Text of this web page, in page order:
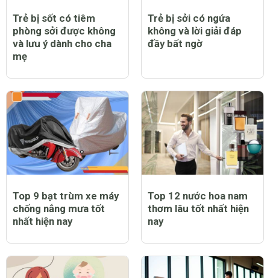
Trẻ bị sốt có tiêm
phòng sởi được không
và lưu ý dành cho cha
mẹ
Trẻ bị sởi có ngứa
không và lời giải đáp
đầy bất ngờ
Top 9 bạt trùm xe máy
chống nắng mưa tốt
nhất hiện nay
Top 12 nước hoa nam
thơm lâu tốt nhất hiện
nay